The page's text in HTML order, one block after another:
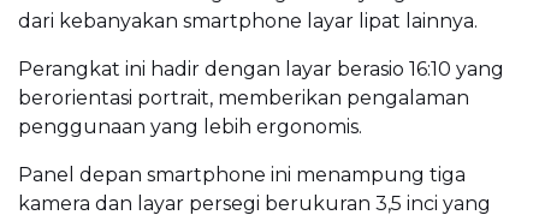
dari kebanyakan smartphone layar lipat lainnya.
Perangkat ini hadir dengan layar berasio 16:10 yang
berorientasi portrait, memberikan pengalaman
penggunaan yang lebih ergonomis.
Panel depan smartphone ini menampung tiga
kamera dan layar persegi berukuran 3,5 inci yang